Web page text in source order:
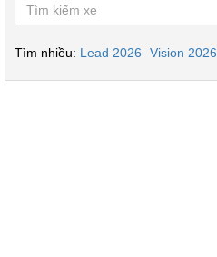
Tìm nhiều: Lead 2026 Vision 2026